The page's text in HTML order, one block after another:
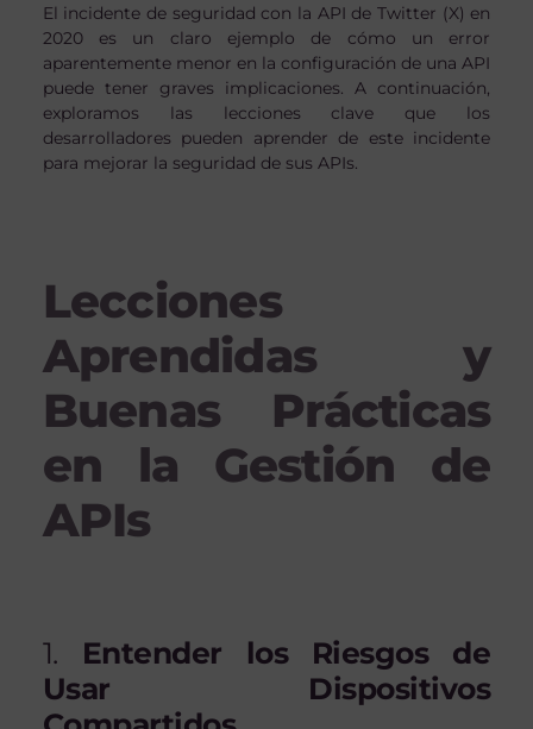
El incidente de seguridad con la API de Twitter (X) en
2020 es un claro ejemplo de cómo un error
aparentemente menor en la configuración de una API
puede tener graves implicaciones. A continuación,
exploramos las lecciones clave que los
desarrolladores pueden aprender de este incidente
para mejorar la seguridad de sus APIs.
Lecciones
Aprendidas y
Buenas Prácticas
en la Gestión de
APIs
1. Entender los Riesgos de
Usar Dispositivos